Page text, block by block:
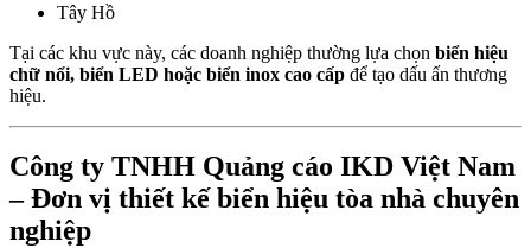
Tây Hồ
Tại các khu vực này, các doanh nghiệp thường lựa chọn biển hiệu
chữ nổi, biển LED hoặc biển inox cao cấp để tạo dấu ấn thương
hiệu.
Công ty TNHH Quảng cáo IKD Việt Nam
– Đơn vị thiết kế biển hiệu tòa nhà chuyên
nghiệp